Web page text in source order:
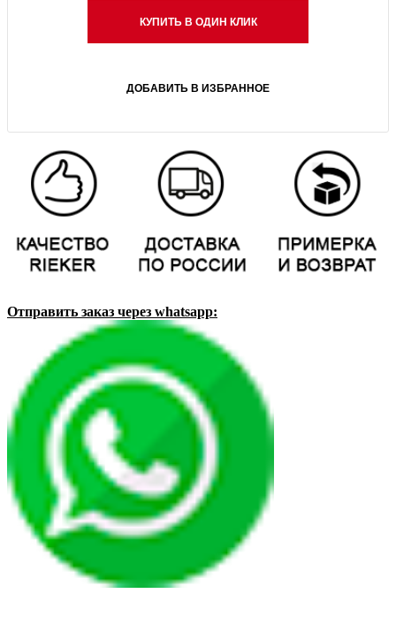
КУПИТЬ В ОДИН КЛИК
ДОБАВИТЬ В ИЗБРАННОЕ
Отправить заказ через whatsapp: